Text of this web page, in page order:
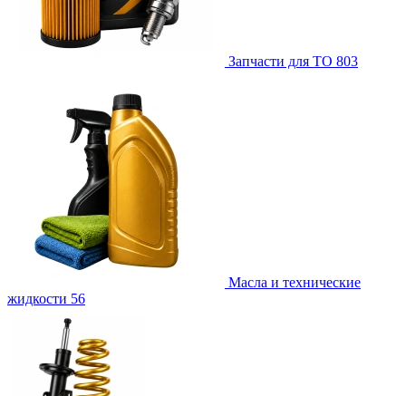
Запчасти для ТО 803
Масла и технические
жидкости 56